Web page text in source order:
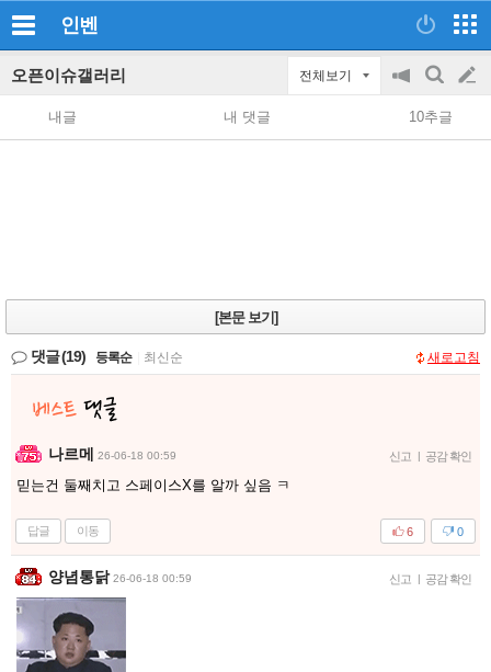
인벤
오픈이슈갤러리 전체보기
공
지
on/off
검
색
글
쓰
내글 내 댓글 10추글
[본문 보기]
댓글(19) 등록순 최신순 새로고침
나르메 26-06-18 00:59 신고 | 공감 확인
믿는건 둘째치고 스페이스X를 알까 싶음 ㅋ
답글 이동 0
6
양념통닭 26-06-18 00:59 신고 | 공감 확인